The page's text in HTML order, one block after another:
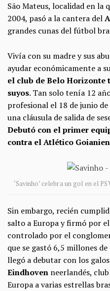
São Mateus, localidad en la
2004, pasó a la cantera del
grandes cunas del fútbol
Vivía con su madre y sus
ayudar económicamente a
el club de Belo Horizonte
suyos. Tan solo tenía 12
profesional el 18 de junio
una cláusula de salida de
Debutó con el primer
contra el Atlético
‘Savinho’ celebra un gol en el
Sin embargo, recién
salto a Europa y firmó por el
controlado por el
que se gastó 6,5 millones
llegó a debutar con los
Eindhoven neerlandés,
Europa a varias estrellas